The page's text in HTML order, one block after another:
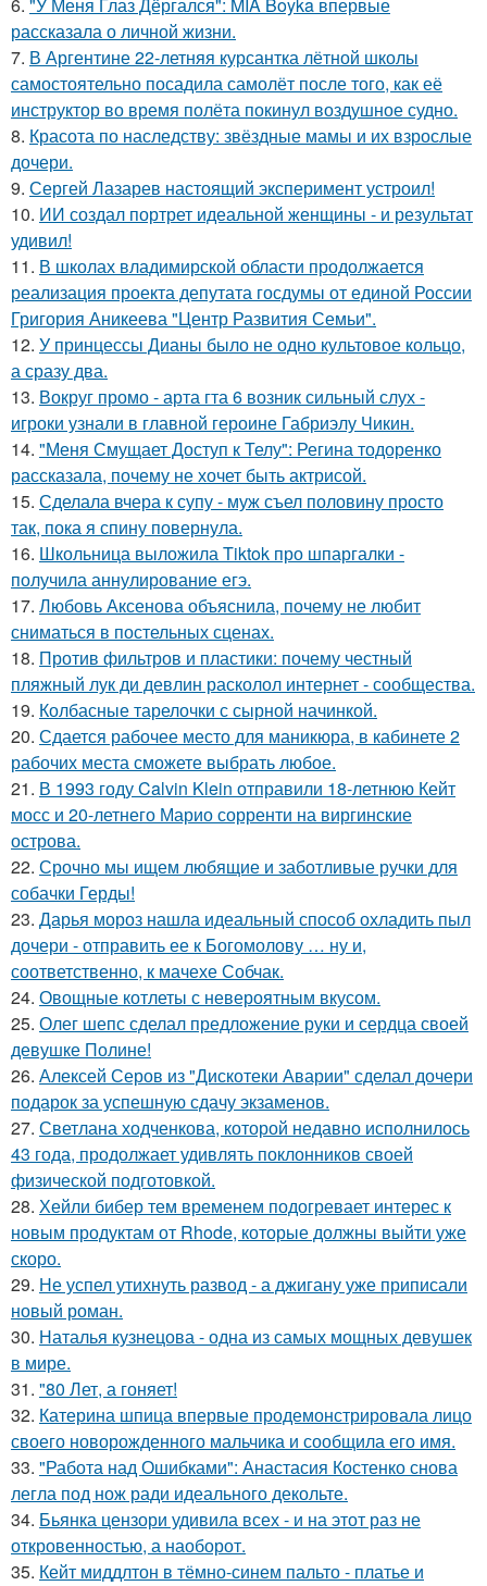
рассказала о личной жизни.
7. В Аргентине 22-летняя курсантка лётной школы
самостоятельно посадила самолёт после того, как её
инструктор во время полёта покинул воздушное судно.
8. Красота по наследству: звёздные мамы и их взрослые
дочери.
9. Сергей Лазарев настоящий эксперимент устроил!
10. ИИ создал портрет идеальной женщины - и результат
удивил!
11. В школах владимирской области продолжается
реализация проекта депутата госдумы от единой России
Григория Аникеева "Центр Развития Семьи".
12. У принцессы Дианы было не одно культовое кольцо,
а сразу два.
13. Вокруг промо - арта гта 6 возник сильный слух -
игроки узнали в главной героине Габриэлу Чикин.
14. "Меня Смущает Доступ к Телу": Регина тодоренко
рассказала, почему не хочет быть актрисой.
15. Сделала вчера к супу - муж съел половину просто
так, пока я спину повернула.
16. Школьница выложила Tiktok про шпаргалки -
получила аннулирование егэ.
17. Любовь Аксенова объяснила, почему не любит
сниматься в постельных сценах.
18. Против фильтров и пластики: почему честный
пляжный лук ди девлин расколол интернет - сообщества.
19. Колбасные тарелочки с сырной начинкой.
20. Сдается рабочее место для маникюра, в кабинете 2
рабочих места сможете выбрать любое.
21. В 1993 году Calvin Klein отправили 18-летнюю Кейт
мосс и 20-летнего Марио сорренти на виргинские
острова.
22. Срочно мы ищем любящие и заботливые ручки для
собачки Герды!
23. Дарья мороз нашла идеальный способ охладить пыл
дочери - отправить ее к Богомолову … ну и,
соответственно, к мачехе Собчак.
24. Овощные котлеты с невероятным вкусом.
25. Олег шепс сделал предложение руки и сердца своей
девушке Полине!
26. Алексей Серов из "Дискотеки Аварии" сделал дочери
подарок за успешную сдачу экзаменов.
27. Светлана ходченкова, которой недавно исполнилось
43 года, продолжает удивлять поклонников своей
физической подготовкой.
28. Хейли бибер тем временем подогревает интерес к
новым продуктам от Rhode, которые должны выйти уже
скоро.
29. Не успел утихнуть развод - а джигану уже приписали
новый роман.
30. Наталья кузнецова - одна из самых мощных девушек
в мире.
31. "80 Лет, а гоняет!
32. Катерина шпица впервые продемонстрировала лицо
своего новорожденного мальчика и сообщила его имя.
33. "Работа над Ошибками": Анастасия Костенко снова
легла под нож ради идеального декольте.
34. Бьянка цензори удивила всех - и на этот раз не
откровенностью, а наоборот.
35. Кейт миддлтон в тёмно-синем пальто - платье и